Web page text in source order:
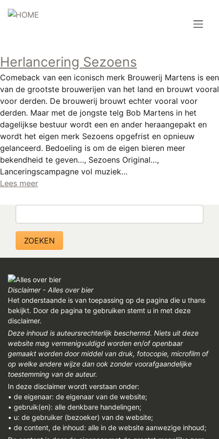
en
gaan
Topmenu
INLOGGEN
REGISTREREN
FACEBOOK
Hoofdnavigatie
HOME
BROUWEN
BLOG
AANBOD
AGENDA
CONTACT
Herlancering Sezoens
Comeback van een iconisch merk Brouwerij Martens is een
van de grootste brouwerijen van het land en brouwt vooral
voor derden. De brouwerij brouwt echter vooral voor
derden. Maar met de jongste telg Bob Martens in het
dagelijkse bestuur wordt een en ander heraangepakt en
wordt het eigen merk Sezoens opgefrist en opnieuw
gelanceerd. Bedoeling is om de eigen bieren meer
bekendheid te geven…, Sezoens Original…,
Lanceringscampagne vol muziek…
Lees meer
Disclaimer - Alles over bier
Het onderstaande is van toepassing op de pagina die u thans
bekijkt. Door de pagina te gebruiken stemt u in met deze
disclaimer.
Deze inhoud is auteursrechterlijk beschermd. Niets uit deze
website mag vermenigvuldigd worden en/of openbaar
gemaakt worden door middel van druk, fotocopie, microfilm of
op welke andere wijze dan ook zonder voorafgaandelijke
toestemming van de auteur.
In deze disclaimer wordt verstaan onder:
• de eigenaar: de eigenaar van de website;
• gebruik(en): alle denkbare handelingen;
• u: de gebruiker (bezoeker) van de website;
• de content, de inhoud: alle in de website aanwezige inhoud;